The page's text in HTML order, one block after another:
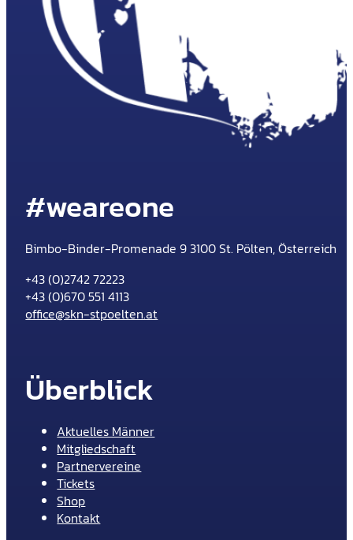
#weareone
Bimbo-Binder-Promenade 9 3100 St. Pölten, Österreich
+43 (0)2742 72223
+43 (0)670 551 4113
office@skn-stpoelten.at
Überblick
Aktuelles Männer
Mitgliedschaft
Partnervereine
Tickets
Shop
Kontakt